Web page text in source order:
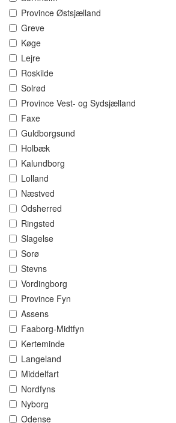
Province Østsjælland
Greve
Køge
Lejre
Roskilde
Solrød
Province Vest- og Sydsjælland
Faxe
Guldborgsund
Holbæk
Kalundborg
Lolland
Næstved
Odsherred
Ringsted
Slagelse
Sorø
Stevns
Vordingborg
Province Fyn
Assens
Faaborg-Midtfyn
Kerteminde
Langeland
Middelfart
Nordfyns
Nyborg
Odense